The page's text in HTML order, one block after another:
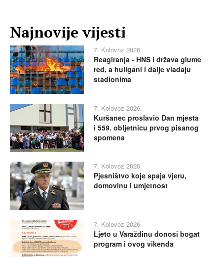
Najnovije vijesti
7. Kolovoz 2026.
Reagiranja - HNS i država glume
red, a huligani i dalje vladaju
stadionima
7. Kolovoz 2026.
Kuršanec proslavio Dan mjesta
i 559. obljetnicu prvog pisanog
spomena
7. Kolovoz 2026.
Pjesništvo koje spaja vjeru,
domovinu i umjetnost
7. Kolovoz 2026.
Ljeto u Varaždinu donosi bogat
program i ovog vikenda